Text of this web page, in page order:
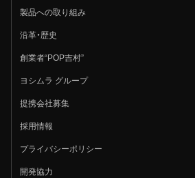
製品への取り組み
沿革・歴史
創業者“POP吉村”
ヨシムラ グループ
提携会社募集
採用情報
プライバシーポリシー
開発協力